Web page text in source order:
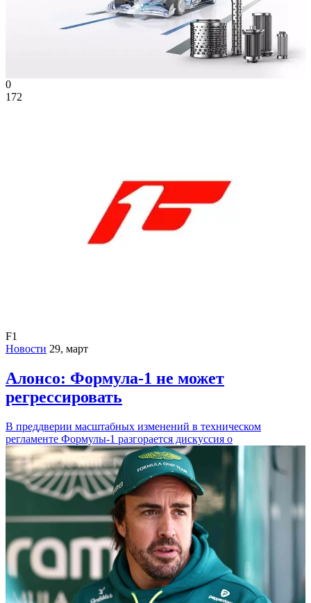
0
172
F1
Новости 29, март
Алонсо: Формула-1 не может
регрессировать
В преддверии масштабных изменений в техническом
регламенте Формулы-1 разгорается дискуссия о